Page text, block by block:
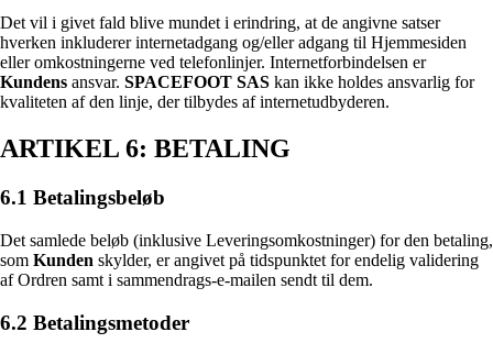
Det vil i givet fald blive mundet i erindring, at de angivne satser
hverken inkluderer internetadgang og/eller adgang til Hjemmesiden
eller omkostningerne ved telefonlinjer. Internetforbindelsen er
Kundens ansvar. SPACEFOOT SAS kan ikke holdes ansvarlig for
kvaliteten af den linje, der tilbydes af internetudbyderen.
ARTIKEL 6: BETALING
6.1 Betalingsbeløb
Det samlede beløb (inklusive Leveringsomkostninger) for den betaling,
som Kunden skylder, er angivet på tidspunktet for endelig validering
af Ordren samt i sammendrags-e-mailen sendt til dem.
6.2 Betalingsmetoder